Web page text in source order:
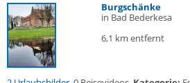
Burgschänke
in Bad Bederkesa
6,1 km entfernt